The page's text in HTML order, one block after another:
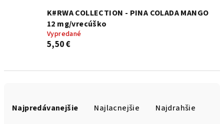
K#RWA COLLECTION - PINA COLADA MANGO
12 mg/vrecúško
Vypredané
5,50 €
Najpredávanejšie Najlacnejšie Najdrahšie